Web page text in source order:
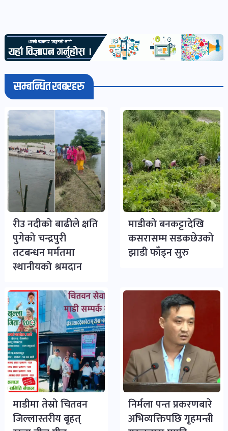
सम्बन्धित खबरहरु
रीउ नदीको बाढीले क्षति
पुगेको चन्द्रपुरी
तटबन्धन मर्मतमा
स्थानीयको श्रमदान
माडीको बनकट्टादेखि
कसरासम्म सडकछेउको
झाडी फाँड्न सुरु
माडीमा तेस्रो चितवन
जिल्लास्तरीय बृहत्
निर्मला पन्त प्रकरणबारे
अभिव्यक्तिपछि गृहमन्त्री